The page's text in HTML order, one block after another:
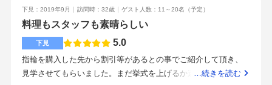
が決め手でした☺︎実際挙げてみて、料理もサービスも質が高く
こちらの会場で大正解＆大成功でした☆★2019年10月挙式でし
良いのですが沢山手作りしたい方や、こだわりたい方は10ヶ月
～1年前には見学・申込されると仕事と両立しながらでもゆっく
り丁寧に準備ができると思います⑅︎◡̈︎*
は早いが子供用だとやや少ないかな…など、微妙な年齢の子ど
もに対して追加料理をつけて頂けたのもありがたかった。駅か
ら少し距離があるため、新幹線で来るゲストにはタクシーチケ
ットなどの配慮が必要。ガーデンで撮った写真に、立地柄しま
むらの看板が時折映り込んでしまうのが少し残念だった。アッ
トホームな雰囲気の中にもきめ細やかな気遣いがあり、本当に
下見：2019年9月 訪問時：32歳 ゲスト人数：11～20名 （予定）
料理もスタッフも素晴らしい
下見 5.0
指輪を購入した先から割引等があるとの事でご紹介して頂き、
見学させてもらいました。まだ挙式を上げるか迷っている中、
…続きを読む